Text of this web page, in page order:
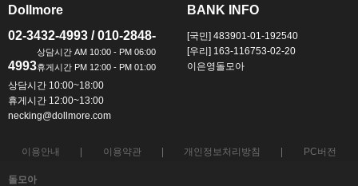
Dollmore
02-3432-4993 / 010-2848-
4993
상담시간 10:00~18:00
휴게시간 12:00~13:00
necking@dollmore.com
BANK INFO
[국민] 483901-01-192540
[우리] 163-116753-02-20
이은영돌모아
이용안내 이용약관 개인정보처리방침 PC버전
돌모아